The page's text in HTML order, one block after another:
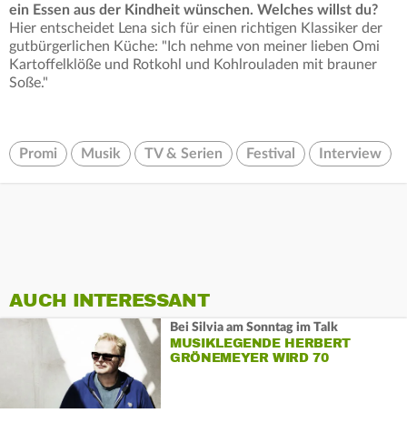
ein Essen aus der Kindheit wünschen. Welches willst du?
Hier entscheidet Lena sich für einen richtigen Klassiker der
gutbürgerlichen Küche: "Ich nehme von meiner lieben Omi
Kartoffelklöße und Rotkohl und Kohlrouladen mit brauner
Soße."
Promi Musik TV & Serien Festival Interview
AUCH INTERESSANT
Bei Silvia am Sonntag im Talk
MUSIKLEGENDE HERBERT
GRÖNEMEYER WIRD 70